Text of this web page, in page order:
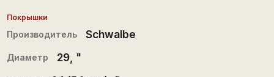
Покрышки
Производитель Schwalbe
Диаметр 29, "